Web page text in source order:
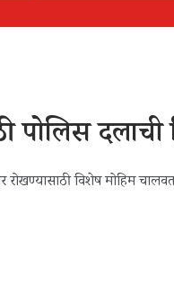
पोलिस
विशेष मोहिम